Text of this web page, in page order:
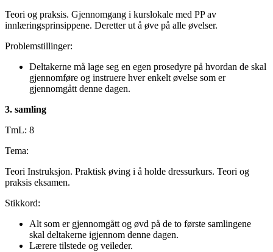
Teori og praksis. Gjennomgang i kurslokale med PP av
innlæringsprinsippene. Deretter ut å øve på alle øvelser.
Problemstillinger:
Deltakerne må lage seg en egen prosedyre på hvordan de skal
gjennomføre og instruere hver enkelt øvelse som er
gjennomgått denne dagen.
3. samling
TmL: 8
Tema:
Teori Instruksjon. Praktisk øving i å holde dressurkurs. Teori og
praksis eksamen.
Stikkord:
Alt som er gjennomgått og øvd på de to første samlingene
skal deltakerne igjennom denne dagen.
Lærere tilstede og veileder.